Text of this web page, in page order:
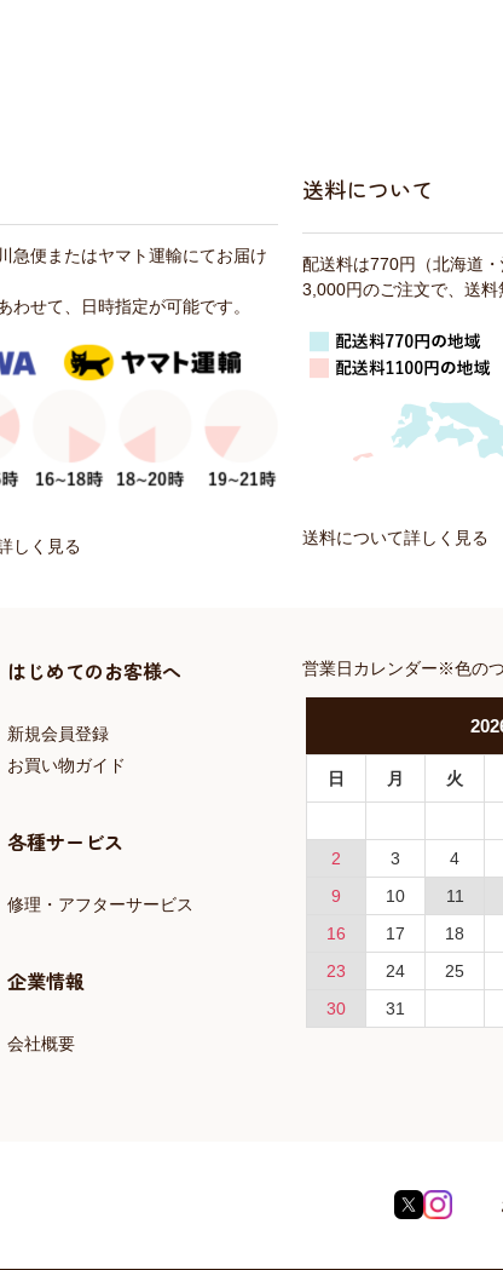
急便またはヤマト運輸にてお届け
わせて、日時指定が可能です。
しく見る
送料について
配送料は770円（北海道
3,000円のご注文で、送
送料について詳しく見る
はじめてのお客様へ
新規会員登録
お買い物ガイド
各種サービス
修理・アフターサービス
企業情報
会社概要
営業日カレンダー※色の
日 月 火
2 3
4
9
10
11
16
17
18
23
24
25
30
31